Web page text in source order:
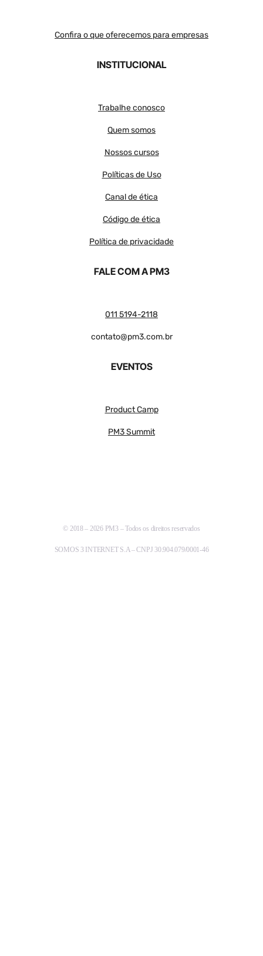
Confira o que oferecemos para empresas
INSTITUCIONAL
Trabalhe conosco
Quem somos
Nossos cursos
Políticas de Uso
Canal de ética
Código de ética
Política de privacidade
FALE COM A PM3
011 5194-2118
contato@pm3.com.br
EVENTOS
Product Camp
PM3 Summit
© 2018 – 2026 PM3 – Todos os direitos reservados
SOMOS 3 INTERNET S.A – CNPJ 30.904.079/0001-46